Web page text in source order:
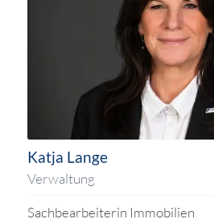
Katja Lange
Verwaltung
Sachbearbeiterin Immobilien